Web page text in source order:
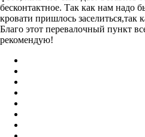
бесконтактное. Так как нам
кровати пришлось заселиться,так
Благо этот перевалочный пункт
рекомендую!